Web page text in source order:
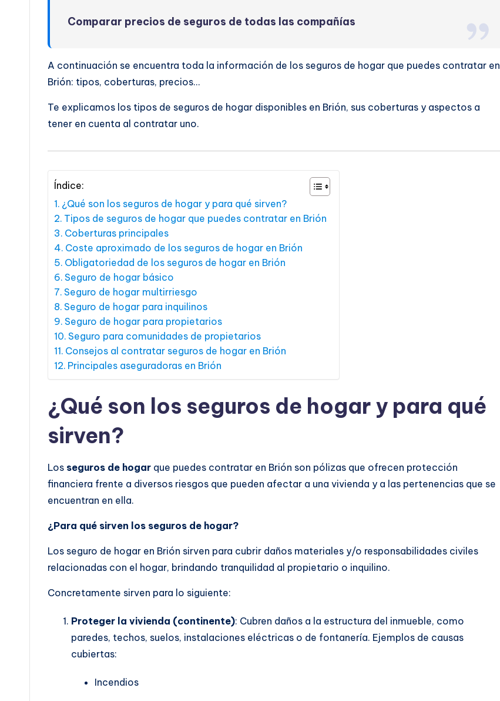
Comparar precios de seguros de todas las compañías
A continuación se encuentra toda la información de los seguros de hogar que puedes contratar en
Brión: tipos, coberturas, precios…
Te explicamos los tipos de seguros de hogar disponibles en Brión, sus coberturas y aspectos a
tener en cuenta al contratar uno.
Índice:
¿Qué son los seguros de hogar y para qué sirven?
Tipos de seguros de hogar que puedes contratar en Brión
Coberturas principales
Coste aproximado de los seguros de hogar en Brión
Obligatoriedad de los seguros de hogar en Brión
Seguro de hogar básico
Seguro de hogar multirriesgo
Seguro de hogar para inquilinos
Seguro de hogar para propietarios
Seguro para comunidades de propietarios
Consejos al contratar seguros de hogar en Brión
Principales aseguradoras en Brión
¿Qué son los seguros de hogar y para qué
sirven?
Los seguros de hogar que puedes contratar en Brión son pólizas que ofrecen protección
financiera frente a diversos riesgos que pueden afectar a una vivienda y a las pertenencias que se
encuentran en ella.
¿Para qué sirven los seguros de hogar?
Los seguro de hogar en Brión sirven para cubrir daños materiales y/o responsabilidades civiles
relacionadas con el hogar, brindando tranquilidad al propietario o inquilino.
Concretamente sirven para lo siguiente:
Proteger la vivienda (continente): Cubren daños a la estructura del inmueble, como
paredes, techos, suelos, instalaciones eléctricas o de fontanería. Ejemplos de causas
cubiertas:
Incendios